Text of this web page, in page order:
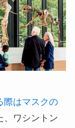
際はマスクの
、ワシントン